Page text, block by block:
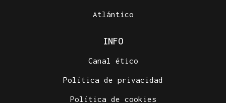
Atlántico
INFO
Canal ético
Política de privacidad
Política de cookies